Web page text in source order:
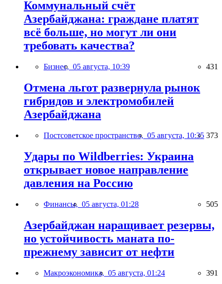
Коммунальный счёт
Азербайджана: граждане платят
всё больше, но могут ли они
требовать качества?
Бизнес, 05 августа, 10:39 431
Отмена льгот развернула рынок
гибридов и электромобилей
Азербайджана
Постсоветское пространство, 05 августа, 10:35 373
Удары по Wildberries: Украина
открывает новое направление
давления на Россию
Финансы, 05 августа, 01:28 505
Азербайджан наращивает резервы,
но устойчивость маната по-
прежнему зависит от нефти
Макроэкономика, 05 августа, 01:24 391